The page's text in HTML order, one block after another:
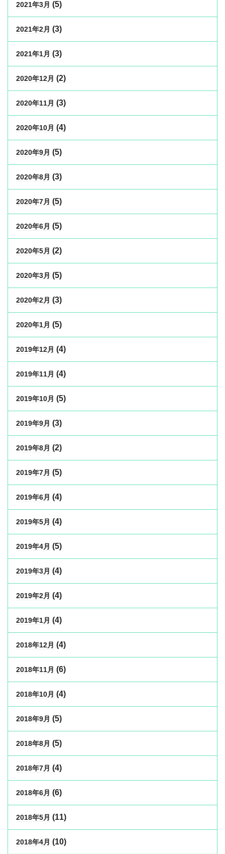
2021年3月 (5)
2021年2月 (3)
2021年1月 (3)
2020年12月 (2)
2020年11月 (3)
2020年10月 (4)
2020年9月 (5)
2020年8月 (3)
2020年7月 (5)
2020年6月 (5)
2020年5月 (2)
2020年3月 (5)
2020年2月 (3)
2020年1月 (5)
2019年12月 (4)
2019年11月 (4)
2019年10月 (5)
2019年9月 (3)
2019年8月 (2)
2019年7月 (5)
2019年6月 (4)
2019年5月 (4)
2019年4月 (5)
2019年3月 (4)
2019年2月 (4)
2019年1月 (4)
2018年12月 (4)
2018年11月 (6)
2018年10月 (4)
2018年9月 (5)
2018年8月 (5)
2018年7月 (4)
2018年6月 (6)
2018年5月 (11)
2018年4月 (10)